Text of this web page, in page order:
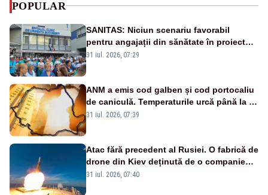
POPULAR
SANITAS: Niciun scenariu favorabil
pentru angajații din sănătate în proiectul
Legii salarizării
31 iul. 2026, 07:29
ANM a emis cod galben și cod portocaliu
de caniculă. Temperaturile urcă până la 38
de grade, iar nopțile devin tropicale
31 iul. 2026, 07:39
Atac fără precedent al Rusiei. O fabrică de
drone din Kiev deținută de o companie
americană, distrusă de o rachetă
31 iul. 2026, 07:40